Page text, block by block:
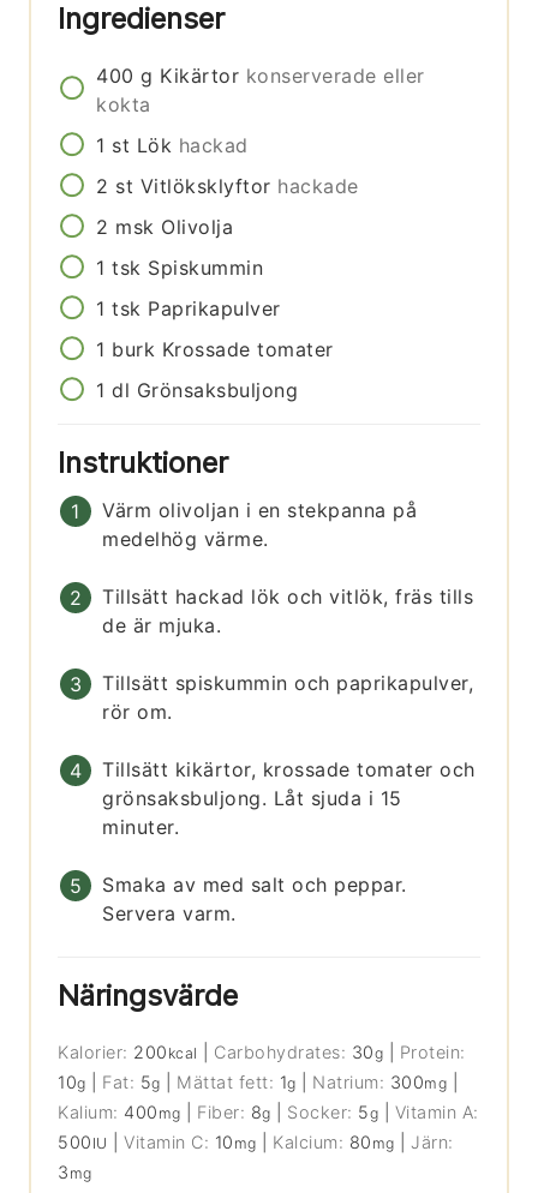
Ingredienser
400 g Kikärtor konserverade eller
kokta
1 st Lök hackad
2 st Vitlöksklyftor hackade
2 msk Olivolja
1 tsk Spiskummin
1 tsk Paprikapulver
1 burk Krossade tomater
1 dl Grönsaksbuljong
Instruktioner
Värm olivoljan i en stekpanna på
medelhög värme.
Tillsätt hackad lök och vitlök, fräs tills
de är mjuka.
Tillsätt spiskummin och paprikapulver,
rör om.
Tillsätt kikärtor, krossade tomater och
grönsaksbuljong. Låt sjuda i 15
minuter.
Smaka av med salt och peppar.
Servera varm.
Näringsvärde
Kalorier: 200 kcal Carbohydrates: 30g
Protein:
10g Fat: 5g Mättat fett: 1g Natrium: 300mg
Kalium: 400 mg Fiber: 8g Socker: 5g
Vitamin A:
500 IU |Vitamin C: 10 mg Kalcium: 80 mg |Järn:
3 mg